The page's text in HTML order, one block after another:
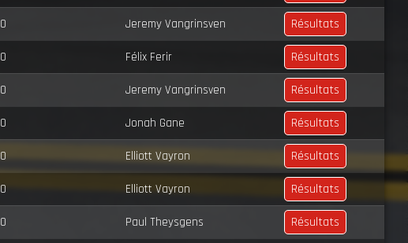
0 Jeremy Vangrinsven Résultats
0 Félix Ferir Résultats
0 Jeremy Vangrinsven Résultats
0 Jonah Gane Résultats
0 Elliott Vayron Résultats
0 Elliott Vayron Résultats
0 Paul Theysgens Résultats